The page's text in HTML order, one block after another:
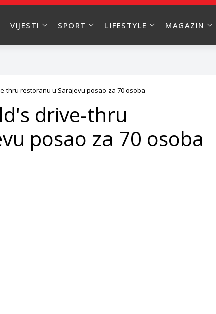
VIJESTI SPORT LIFESTYLE MAGAZIN
thru restoranu u Sarajevu posao za 70 osoba
drive-thru
posao za 70 osoba